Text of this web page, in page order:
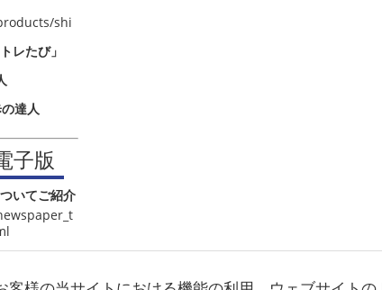
shi
レたび」
達人
子版
いてご紹介